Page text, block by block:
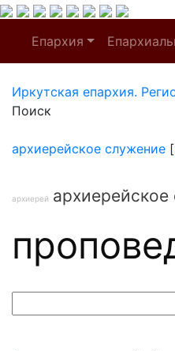
Епархия
Иркутская епархия.
Поиск
архиерейское служение [
архиерей